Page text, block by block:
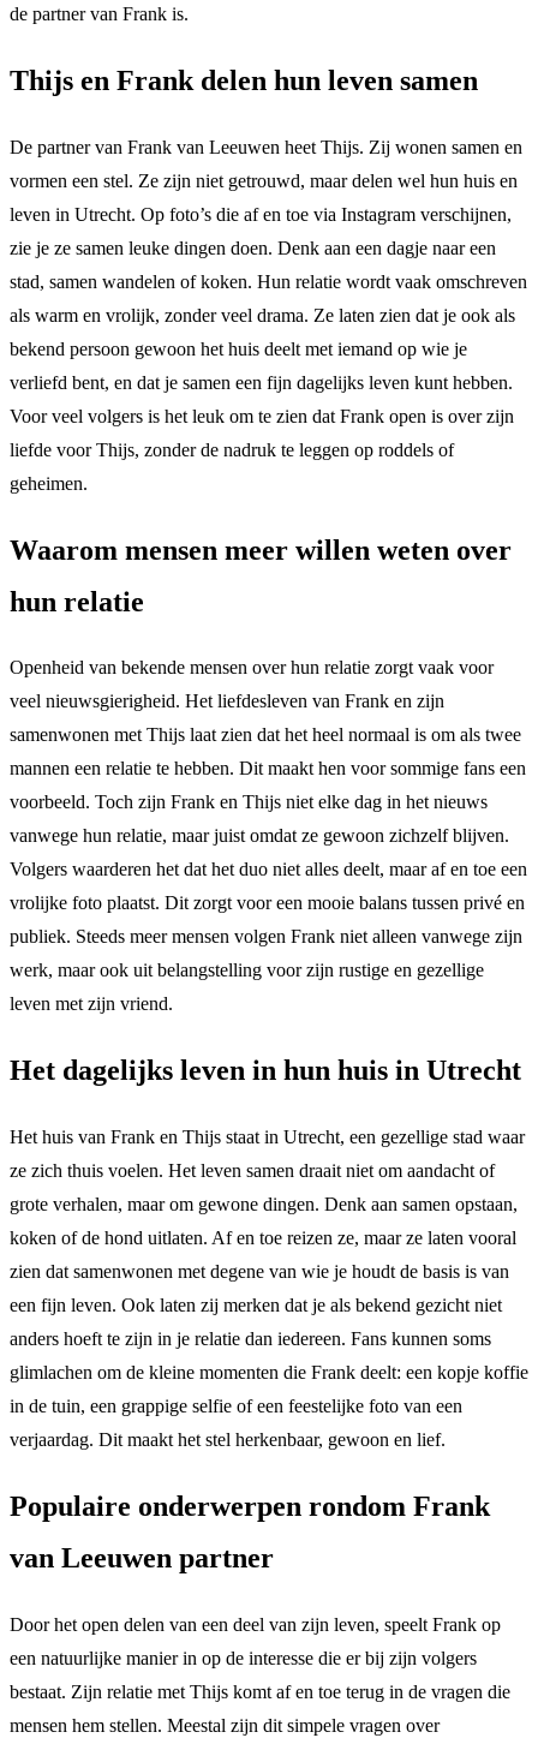
de partner van Frank is.
Thijs en Frank delen hun leven samen
De partner van Frank van Leeuwen heet Thijs. Zij wonen samen en
vormen een stel. Ze zijn niet getrouwd, maar delen wel hun huis en
leven in Utrecht. Op foto’s die af en toe via Instagram verschijnen,
zie je ze samen leuke dingen doen. Denk aan een dagje naar een
stad, samen wandelen of koken. Hun relatie wordt vaak omschreven
als warm en vrolijk, zonder veel drama. Ze laten zien dat je ook als
bekend persoon gewoon het huis deelt met iemand op wie je
verliefd bent, en dat je samen een fijn dagelijks leven kunt hebben.
Voor veel volgers is het leuk om te zien dat Frank open is over zijn
liefde voor Thijs, zonder de nadruk te leggen op roddels of
geheimen.
Waarom mensen meer willen weten over
hun relatie
Openheid van bekende mensen over hun relatie zorgt vaak voor
veel nieuwsgierigheid. Het liefdesleven van Frank en zijn
samenwonen met Thijs laat zien dat het heel normaal is om als twee
mannen een relatie te hebben. Dit maakt hen voor sommige fans een
voorbeeld. Toch zijn Frank en Thijs niet elke dag in het nieuws
vanwege hun relatie, maar juist omdat ze gewoon zichzelf blijven.
Volgers waarderen het dat het duo niet alles deelt, maar af en toe een
vrolijke foto plaatst. Dit zorgt voor een mooie balans tussen privé en
publiek. Steeds meer mensen volgen Frank niet alleen vanwege zijn
werk, maar ook uit belangstelling voor zijn rustige en gezellige
leven met zijn vriend.
Het dagelijks leven in hun huis in Utrecht
Het huis van Frank en Thijs staat in Utrecht, een gezellige stad waar
ze zich thuis voelen. Het leven samen draait niet om aandacht of
grote verhalen, maar om gewone dingen. Denk aan samen opstaan,
koken of de hond uitlaten. Af en toe reizen ze, maar ze laten vooral
zien dat samenwonen met degene van wie je houdt de basis is van
een fijn leven. Ook laten zij merken dat je als bekend gezicht niet
anders hoeft te zijn in je relatie dan iedereen. Fans kunnen soms
glimlachen om de kleine momenten die Frank deelt: een kopje koffie
in de tuin, een grappige selfie of een feestelijke foto van een
verjaardag. Dit maakt het stel herkenbaar, gewoon en lief.
Populaire onderwerpen rondom Frank
van Leeuwen partner
Door het open delen van een deel van zijn leven, speelt Frank op
een natuurlijke manier in op de interesse die er bij zijn volgers
bestaat. Zijn relatie met Thijs komt af en toe terug in de vragen die
mensen hem stellen. Meestal zijn dit simpele vragen over